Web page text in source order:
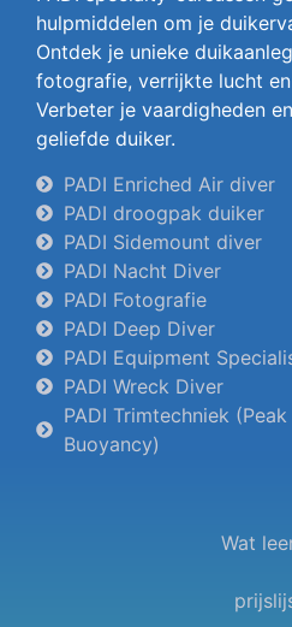
Wat
hulpmiddelen om je
Ontdek je unieke
fotografie, verrijkte lucht
Verbeter je vaardigheden
geliefde duiker.
PADI Enriched Air diver
PADI droogpak duiker
PADI Sidemount diver
PADI Nacht Diver
PADI Fotografie
PADI Deep Diver
PADI Equipment
PADI Wreck Diver
PADI Trimtechniek
Buoyancy)